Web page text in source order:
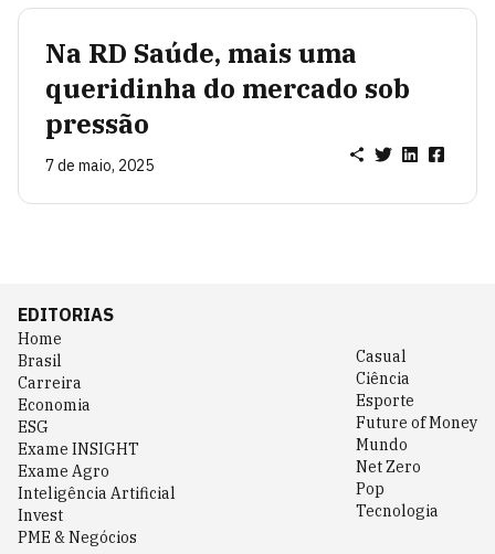
Na RD Saúde, mais uma
queridinha do mercado sob
pressão
7 de maio, 2025
EDITORIAS
Home
Brasil
Carreira
Economia
ESG
Exame INSIGHT
Exame Agro
Inteligência Artificial
Invest
PME & Negócios
Casual
Ciência
Esporte
Future of Money
Mundo
Net Zero
Pop
Tecnologia